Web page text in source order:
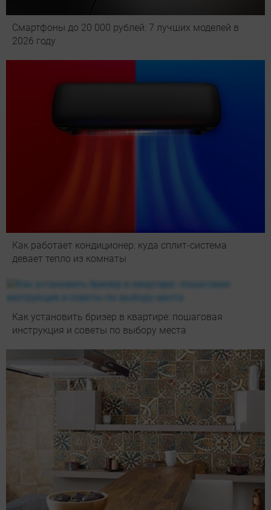
Смартфоны до 20 000 рублей: 7 лучших моделей в
2026 году
Как работает кондиционер: куда сплит-система
девает тепло из комнаты
Как установить бризер в квартире: пошаговая
инструкция и советы по выбору места